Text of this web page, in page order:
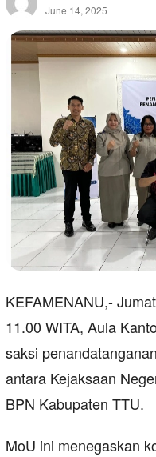
June 14, 2025
KEFAMENANU,-
11.00 WITA, Aula
saksi
antara Kejaksaan
BPN Kabupaten TTU.
MoU ini menegaskan